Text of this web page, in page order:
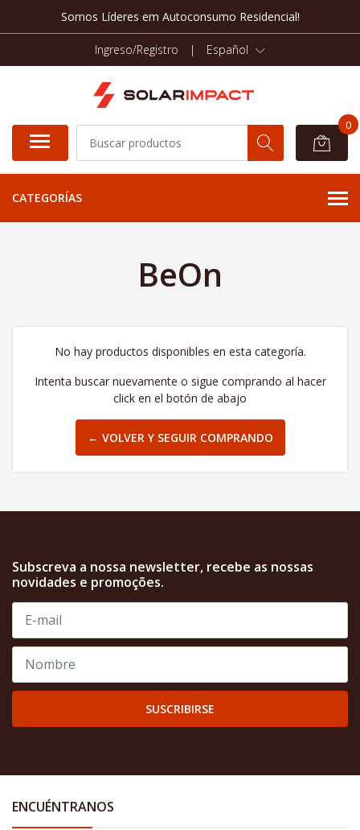
Somos Líderes em Autoconsumo Residencial!
Ingreso/Registro | Español
0
CATEGORÍAS
BeOn
No hay productos disponibles en esta categoría.
Intenta buscar nuevamente o sigue comprando al hacer
click en el botón de abajo
← VOLVER Y SEGUIR COMPRANDO
Subscreva a nossa newsletter, recebe as nossas
novidades e promoções.
SUSCRIBIRSE
ENCUÉNTRANOS